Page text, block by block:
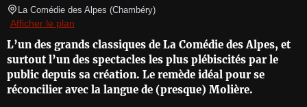
La Comédie des Alpes (Chambéry)
Afficher le plan
L’un des grands classiques de La Comédie des Alpes, et
surtout l’un des spectacles les plus plébiscités par le
public depuis sa création. Le remède idéal pour se
réconcilier avec la langue de (presque) Molière.